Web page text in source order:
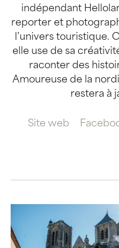
indépendant
reporter et
l’univers touristique.
elle use de sa
raconter des
Amoureuse de la
restera à
Site web